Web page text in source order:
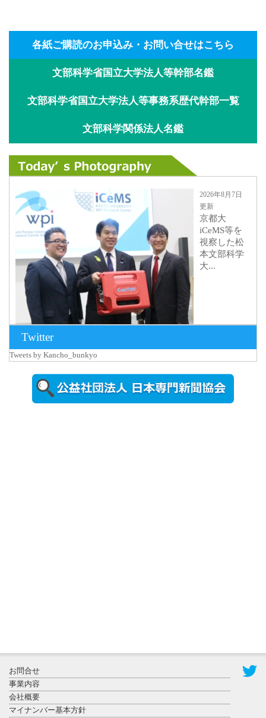
各紙ご購読のお申込み・お問い合せはこちら
文部科学省国立大学法人等幹部名鑑
文部科学省国立大学法人等事務系歴代幹部一覧
文部科学関係法人名鑑
2026年8月7日
更新
京都大
iCeMS等を
視察した松
本文部科学
大...
2026年8月5日
更新
農工大で大
登録有形文
化財となっ
Twitter
Tweets by Kancho_bunkyo
お問合せ
事業内容
会社概要
マイナンバー基本方針